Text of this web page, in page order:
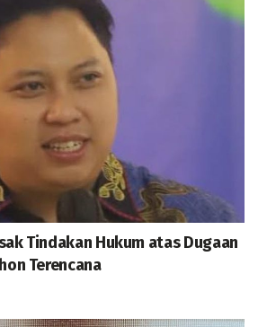
Tindakan Hukum atas Dugaan
Terencana